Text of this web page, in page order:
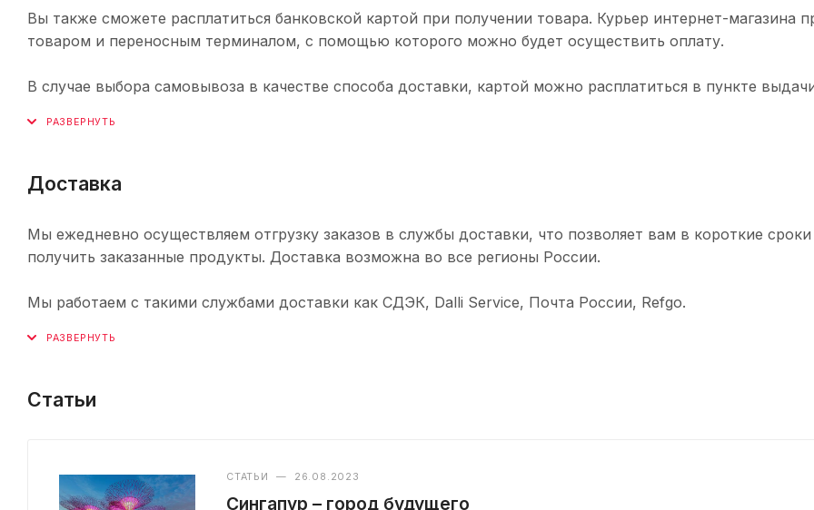
Вы также сможете расплатиться банковской картой при получении товара. Курьер интернет-магазина
товаром и переносным терминалом, с помощью которого можно будет осуществить оплату.
В случае выбора самовывоза в качестве способа доставки, картой можно расплатиться в пункте
Доставка
Мы ежедневно осуществляем отгрузку заказов в службы доставки, что позволяет вам в короткие сроки
получить заказанные продукты. Доставка возможна во все регионы России.
Мы работаем с такими службами доставки как СДЭК, Dalli Service, Почта России, Refgo.
Статьи
СТАТЬИ — 26.08.2023
Сингапур – город будущего